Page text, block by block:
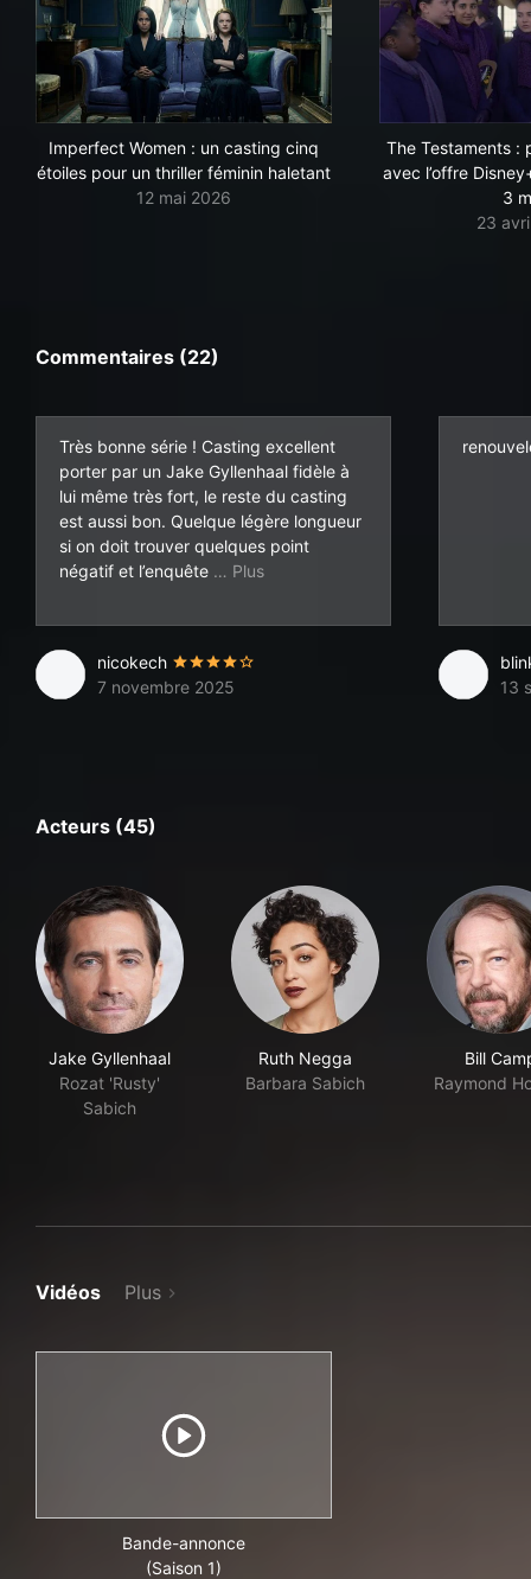
Imperfect Women : un casting cinq
étoiles pour un thriller féminin haletant
12 mai 2026
The Testaments :
avec l’offre
3
23
Commentaires (22)
Très bonne série ! Casting excellent
porter par un Jake Gyllenhaal fidèle à
lui même très fort, le reste du casting
est aussi bon. Quelque légère longueur
si on doit trouver quelques point
négatif et l’enquête
un peu mise de côté ! Mais le
nicokech
7 novembre 2025
13
Acteurs (45)
Jake Gyllenhaal
Rozat 'Rusty'
Sabich
Ruth Negga
Barbara Sabich
Bill
Raymond
Vidéos Plus
Bande-annonce
(Saison 1)